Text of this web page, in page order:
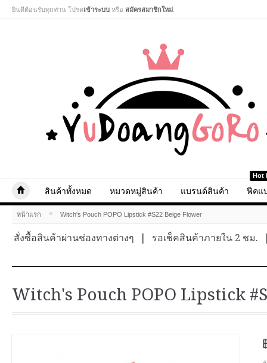
ยินดีต้อนรับทุกท่าน โปรดเข้าระบบ หรือ สมัครสมาชิกใหม่
สินค้าทั้งหมด หมวดหมู่สินค้า แบรนด์สินค้า
Hot
ฟีคแ
หน้าแรก » Witch's Pouch POPO Lipstick #S22 Beige Flower
สั่งซื้อสินค้าผ่านช่องทางต่างๆ รอเช็คสินค้าภายใน 2 ชม.
Witch's Pouch POPO Lipstick